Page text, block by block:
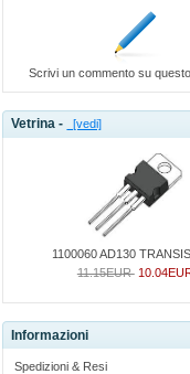
Scrivi un commento su
Vetrina - [vedi]
1100060 AD130
11.15EUR
Informazioni
Spedizioni & Resi